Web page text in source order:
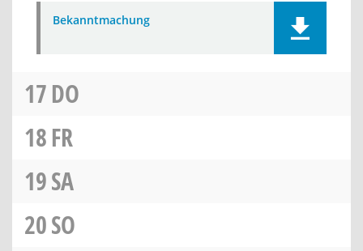
Bekanntmachung
17DO
18FR
19SA
20SO